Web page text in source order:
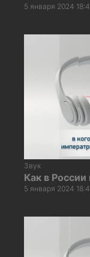
5 января 2024
Звук
Как в
5 января 2024